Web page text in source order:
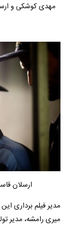
مهدی کوشکی و
ارسلان
مدیر فیلم برداری
میری رامشه، مدیر